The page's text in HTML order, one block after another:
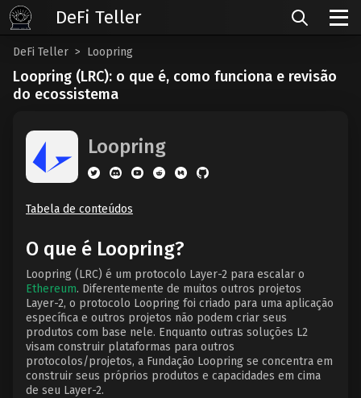
DeFi Teller Loopring
Loopring (LRC): o que é, como funciona e revisão
do ecossistema
Loopring
Tabela de conteúdos
O que é Loopring?
Loopring (LRC) é um protocolo Layer-2 para escalar o
Ethereum. Diferentemente de muitos outros projetos
Layer-2, o protocolo Loopring foi criado para uma aplicação
específica e outros projetos não podem criar seus
produtos com base nele. Enquanto outras soluções L2
visam construir plataformas para outros
protocolos/projetos, a Fundação Loopring se concentra em
construir seus próprios produtos e capacidades em cima
de seu Layer-2.
DeFi Teller